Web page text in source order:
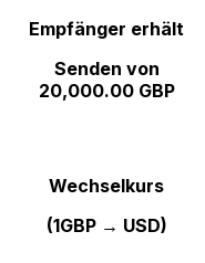
Empfänger erhält
Senden von
20,000.00 GBP
Wechselkurs
(1GBP → USD)